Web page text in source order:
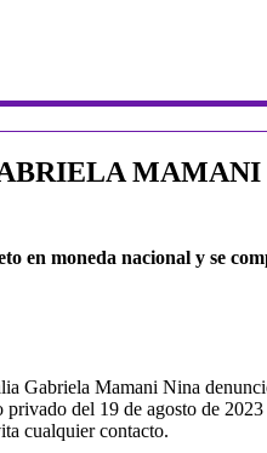
MAMANI
en moneda nacional y se
Gabriela Mamani Nina
privado del 19 de agosto de
cualquier contacto.